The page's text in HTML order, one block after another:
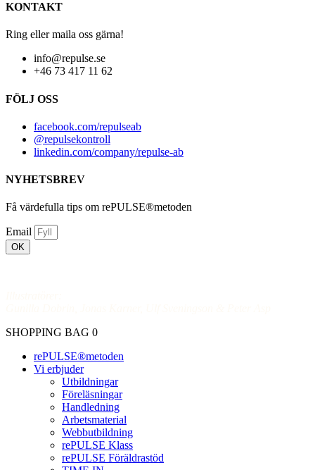
KONTAKT
Ring eller maila oss gärna!
info@repulse.se
+46 73 417 11 62
FÖLJ OSS
facebook.com/repulseab
@repulsekontroll
linkedin.com/company/repulse-ab
NYHETSBREV
Få värdefulla tips om rePULSE®metoden
Email
OK
SHOPPING BAG 0
rePULSE®metoden
Vi erbjuder
Utbildningar
Föreläsningar
Handledning
Arbetsmaterial
Webbutbildning
rePULSE Klass
rePULSE Föräldrastöd